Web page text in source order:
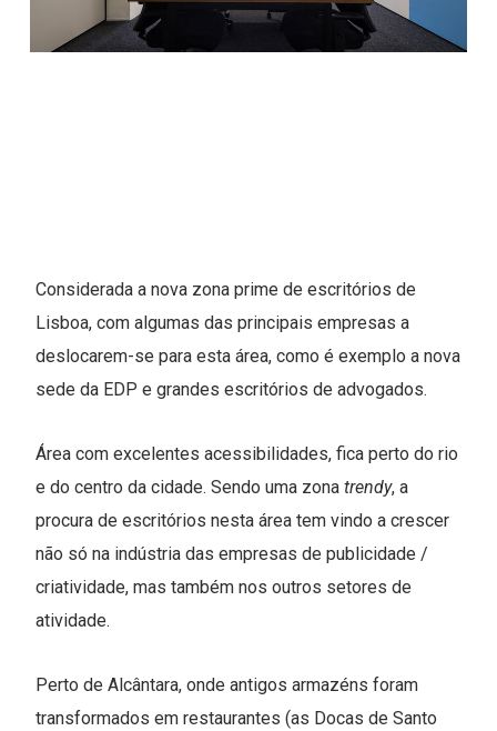
Considerada a nova zona prime de escritórios de
Lisboa, com algumas das principais empresas a
deslocarem-se para esta área, como é exemplo a nova
sede da EDP e grandes escritórios de advogados.
Área com excelentes acessibilidades, fica perto do rio
e do centro da cidade. Sendo uma zona trendy, a
procura de escritórios nesta área tem vindo a crescer
não só na indústria das empresas de publicidade /
criatividade, mas também nos outros setores de
atividade.
Perto de Alcântara, onde antigos armazéns foram
transformados em restaurantes (as Docas de Santo